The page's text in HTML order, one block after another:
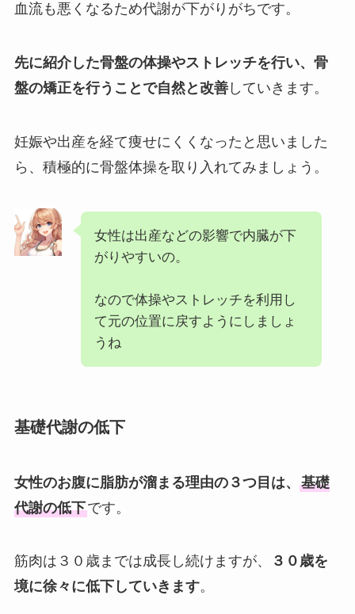
血流も悪くなるため代謝が下がりがちです。
先に紹介した骨盤の体操やストレッチを行い、骨
盤の矯正を行うことで自然と改善していきます。
妊娠や出産を経て痩せにくくなったと思いました
ら、積極的に骨盤体操を取り入れてみましょう。
女性は出産などの影響で内臓が下
がりやすいの。
なので体操やストレッチを利用し
て元の位置に戻すようにしましょ
うね
基礎代謝の低下
女性のお腹に脂肪が溜まる理由の３つ目は、 基礎
代謝の低下です。
筋肉は３０歳までは成長し続けますが、
３０歳を
境に徐々に低下していきます。